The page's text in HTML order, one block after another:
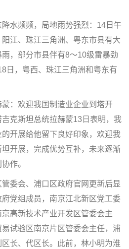
频频，局地雨势强烈：14日午
江、珠江三角洲、粤东市县有大
，部分市县伴有8～10级雷暴劲
日，粤西、珠江三角洲和粤东有
：欢迎我国制造业企业到塔开
克斯坦总统拉赫蒙13日表明，我
开展给他留下良好印象，欢迎我
开展，完成优势互补，未来逐渐
作。
会、浦口区政府官网更新后显
党组成员，南京江北新区党工委
高新技术产业开发区管委会主
试验区南京片区管委会主任，浦
长、代区长。此前，林小明为淮